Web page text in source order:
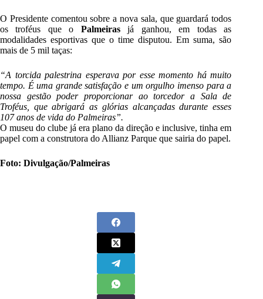
O Presidente comentou sobre a nova sala, que guardará todos
os troféus que o Palmeirasjá ganhou, em todas as
modalidades esportivas que o time disputou. Em suma, são
mais de 5 mil taças:
“A torcida palestrina esperava por esse momento há muito
tempo. É uma grande satisfação e um orgulho imenso para a
nossa gestão poder proporcionar ao torcedor a Sala de
Troféus, que abrigará as glórias alcançadas durante esses
107 anos de vida do Palmeiras”.
O museu do clube já era plano da direção e inclusive, tinha em
papel com a construtora do Allianz Parque que sairia do papel.
Foto: Divulgação/Palmeiras